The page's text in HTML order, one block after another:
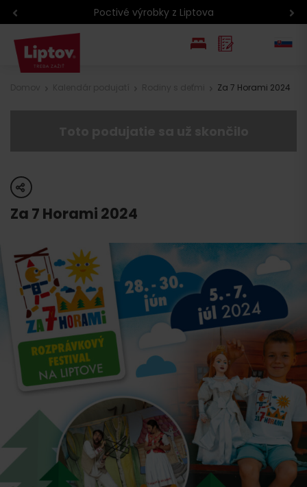
Podcasty z Liptova
Za 7 Horami 2024
share
Za 7 Horami 2024